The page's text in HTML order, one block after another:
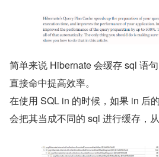
简单来说 Hibernate 会缓存 sql 语
直接命中提高效率。
在使用 SQL in 的时候，如果 in 后
会把其当成不同的 sql 进行缓存，